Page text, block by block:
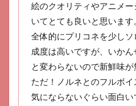
崩壊
3rd
7
御城
プロ
ジェ
クト
8
絵のクオリティやアニメ
いてとても良いと思いま
全体的にプリコネを少し
成度は高いですが、いか
と変わらないので新鮮味が
ただ！ノルネとのフルボ
気にならないぐらい面白